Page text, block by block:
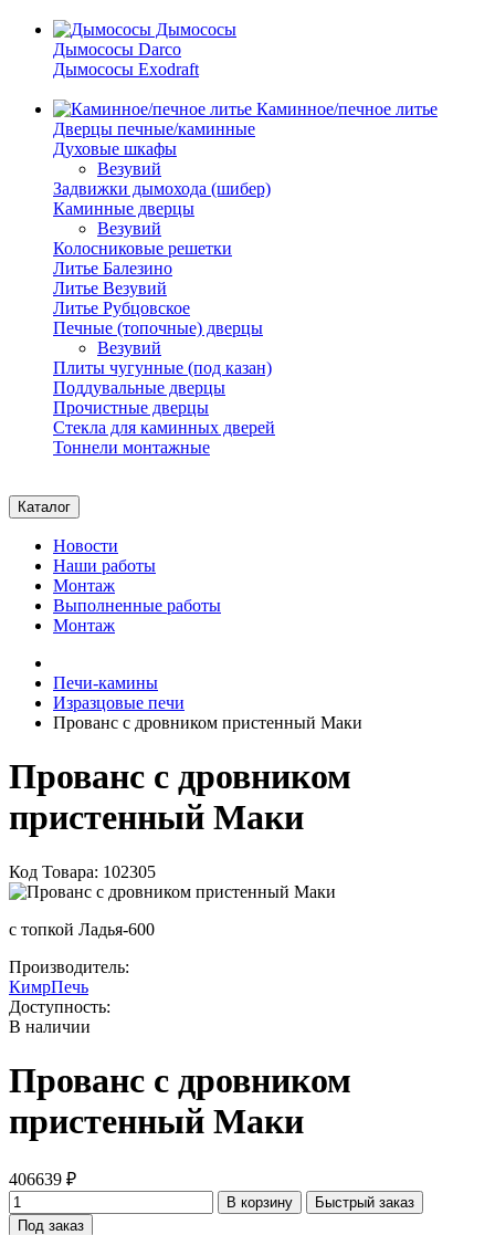
Дымососы
Дымососы Darco
Дымососы Exodraft
Каминное/печное литье
Дверцы печные/каминные
Духовые шкафы
Везувий
Задвижки дымохода (шибер)
Каминные дверцы
Везувий
Колосниковые решетки
Литье Балезино
Литье Везувий
Литье Рубцовское
Печные (топочные) дверцы
Везувий
Плиты чугунные (под казан)
Поддувальные дверцы
Прочистные дверцы
Стекла для каминных дверей
Тоннели монтажные
Каталог
Новости
Наши работы
Монтаж
Выполненные работы
Монтаж
Печи-камины
Изразцовые печи
Прованс с дровником пристенный Маки
Прованс с дровником
пристенный Маки
Код Товара: 102305
с топкой Ладья-600
Производитель:
КимрПечь
Доступность:
В наличии
Прованс с дровником
пристенный Маки
406639 ₽
В корзину
Быстрый заказ
Под заказ